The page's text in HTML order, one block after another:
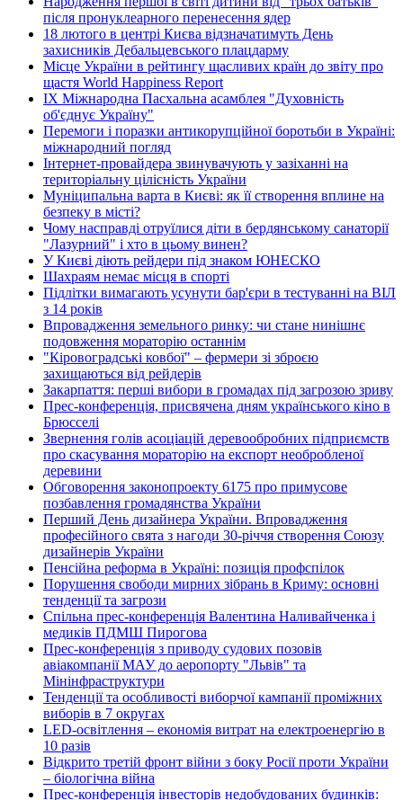
після пронуклеарного перенесення ядер
18 лютого в центрі Києва відзначатимуть День
захисників Дебальцевського плацдарму
Місце України в рейтингу щасливих країн до звіту про
щастя World Happiness Report
ІХ Міжнародна Пасхальна асамблея "Духовність
об'єднує Україну"
Перемоги і поразки антикорупційної боротьби в Україні:
міжнародний погляд
Інтернет-провайдера звинувачують у зазіханні на
територіальну цілісність України
Муніципальна варта в Києві: як її створення вплине на
безпеку в місті?
Чому насправді отруїлися діти в бердянському санаторії
"Лазурний" і хто в цьому винен?
У Києві діють рейдери під знаком ЮНЕСКО
Шахраям немає місця в спорті
Підлітки вимагають усунути бар'єри в тестуванні на ВІЛ
з 14 років
Впровадження земельного ринку: чи стане нинішнє
подовження мораторію останнім
"Кіровоградські ковбої" – фермери зі зброєю
захищаються від рейдерів
Закарпаття: перші вибори в громадах під загрозою зриву
Прес-конференція, присвячена дням українського кіно в
Брюсселі
Звернення голів асоціацій деревообробних підприємств
про скасування мораторію на експорт необробленої
деревини
Обговорення законопроекту 6175 про примусове
позбавлення громадянства України
Перший День дизайнера України. Впровадження
професійного свята з нагоди 30-річчя створення Союзу
дизайнерів України
Пенсійна реформа в Україні: позиція профспілок
Порушення свободи мирних зібрань в Криму: основні
тенденції та загрози
Спільна прес-конференція Валентина Наливайченка і
медиків ПДМШ Пирогова
Прес-конференція з приводу судових позовів
авіакомпанії МАУ до аеропорту "Львів" та
Мінінфраструктури
Тенденції та особливості виборчої кампанії проміжних
виборів в 7 округах
LED-освітлення – економія витрат на електроенергію в
10 разів
Відкрито третій фронт війни з боку Росії проти України
– біологічна війна
Прес-конференція інвесторів недобудованих будинків: